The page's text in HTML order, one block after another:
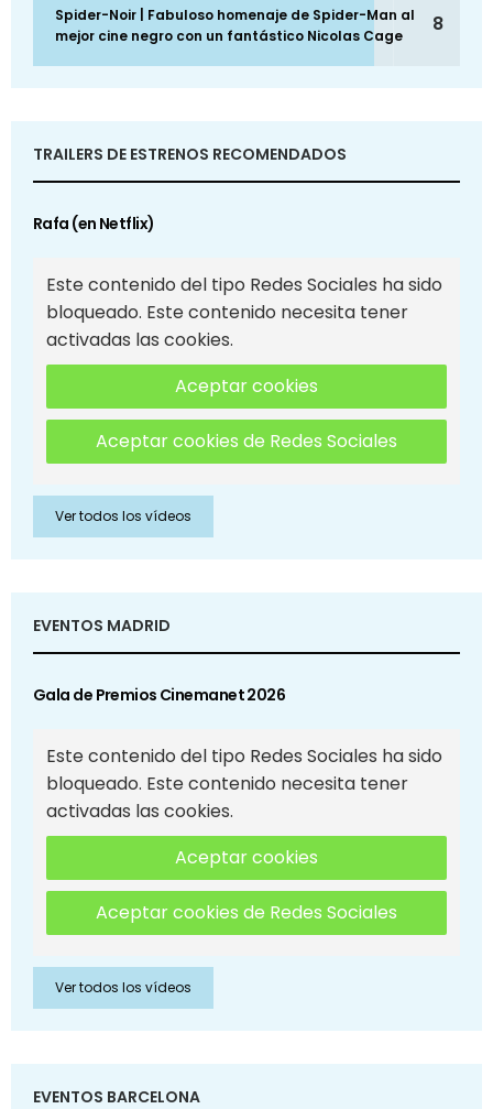
Spider-Noir | Fabuloso homenaje de Spider-Man al
mejor cine negro con un fantástico Nicolas Cage
8
TRAILERS DE ESTRENOS RECOMENDADOS
Rafa (en Netflix)
Este contenido del tipo Redes Sociales ha sido
bloqueado. Este contenido necesita tener
activadas las cookies.
Aceptar cookies
Aceptar cookies de Redes Sociales
Ver todos los vídeos
EVENTOS MADRID
Gala de Premios Cinemanet 2026
Este contenido del tipo Redes Sociales ha sido
bloqueado. Este contenido necesita tener
activadas las cookies.
Aceptar cookies
Aceptar cookies de Redes Sociales
Ver todos los vídeos
EVENTOS BARCELONA